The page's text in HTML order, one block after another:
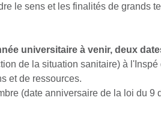
le sens et les finalités de grands
universitaire à venir, deux
de la situation sanitaire) à
et de ressources.
(date anniversaire de la loi du